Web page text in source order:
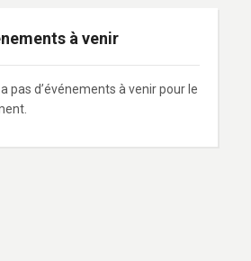
à venir
a pas d’événements à venir pour le